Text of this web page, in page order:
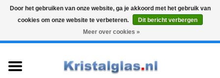
Graveren
Door het gebruiken van onze website, ga je akkoord met het gebruik van
cookies om onze website te verbeteren.
Dit bericht verbergen
Meer over cookies »